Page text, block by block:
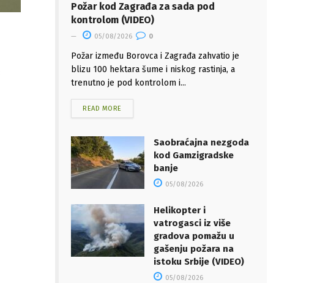
Požar kod Zagrađa za sada pod
kontrolom (VIDEO)
05/08/2026 0
Požar između Borovca i Zagrađa zahvatio je
blizu 100 hektara šume i niskog rastinja, a
trenutno je pod kontrolom i...
READ MORE
Saobraćajna nezgoda
kod Gamzigradske
banje
05/08/2026
Helikopter i
vatrogasci iz više
gradova pomažu u
gašenju požara na
istoku Srbije (VIDEO)
05/08/2026